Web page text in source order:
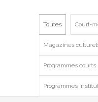
Toutes Court-
Magazines
Programmes courts
Programmes